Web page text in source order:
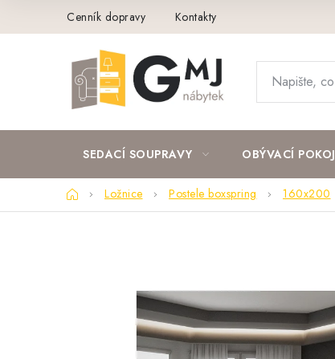
Cenník dopravy Kontakty
SEDACÍ SOUPRAVY OBÝVACÍ POKOJ
DomůLožnice Postele boxspring 160x200